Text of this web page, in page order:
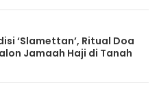
‘Slamettan’, Ritual Doa
Jamaah Haji di Tanah